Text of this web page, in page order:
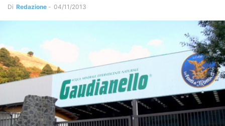
Di Redazione - 04/11/2013